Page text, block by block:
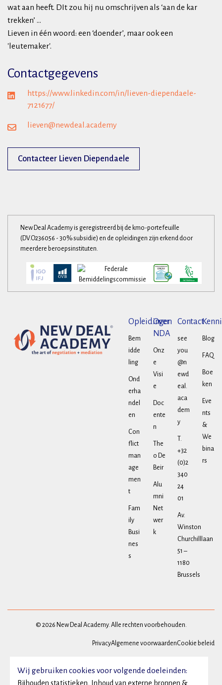
wat aan heeft. DIt zou hij nu omschrijven als ‘aan de kar
trekken’ …
Lieven in één woord: een ‘doender’, maar ook een
'leutemaker'.
Contactgegevens
https://www.linkedin.com/in/lieven-diependaele-
7121677/
lieven@newdeal.academy
Contacteer Lieven Diependaele
New Deal Academy is geregistreerd bij de kmo-portefeuille
(DV.O236056 - 30% subsidie) en de opleidingen zijn erkend door
meerdere beroepsinstituten.
Opleidingen
Bem
idde
ling
Ond
erha
ndel
en
Con
flict
man
age
men
t
Fam
ily
Busi
nes
s
Over
NDA
Onz
e
Visi
e
Doc
ente
n
The
o De
Beir
Alu
mni
Net
wer
k
Contact
see
you
@n
ewd
eal.
aca
dem
y
T.
+32
(0)2
340
24
01
Av.
Winston
Churchilllaan
51 –
1180
Brussels
Blog
FAQ
Boe
ken
Eve
nts
&
We
bina
rs
© 2026 New Deal Academy. Alle rechten voorbehouden.
PrivacyAlgemene voorwaardenCookie beleid
Wij gebruiken cookies voor volgende doeleinden:
Bijhouden statistieken, Inhoud van externe bronnen &